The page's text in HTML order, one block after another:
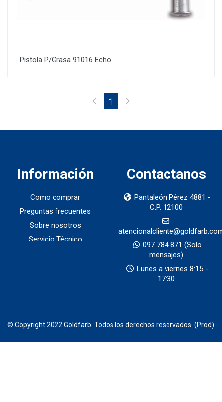
Pistola P/Grasa 91016 Echo
1 (current)
Información
Como comprar
Preguntas frecuentes
Sobre nosotros
Servicio Técnico
Contactanos
Pantaleón Pérez 4881 -
C.P. 12100
097 784 871 (Solo
mensajes)
Lunes a viernes 8:15 -
17:30
© Copyright 2022 Goldfarb. Todos los derechos reservados. (Prod)